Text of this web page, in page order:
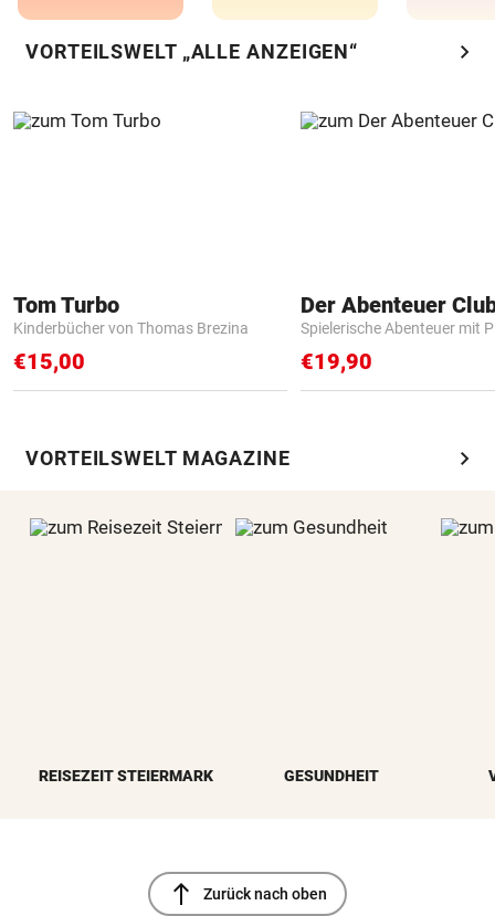
VORTEILSWELT „ALLE ANZEIGEN“ chevron_right
Tom Turbo
Kinderbücher von Thomas Brezina
€15,00
Der Abenteuer
Spielerische Abenteuer mit
€19,90
VORTEILSWELT MAGAZINE chevron_right
REISEZEIT STEIERMARK GESUNDHEIT
north Zurück nach oben